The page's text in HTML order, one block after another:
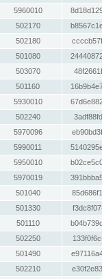
5960010
502170
502180
501080
503070
501160
5930010
502240
5970096
5990011
5950010
5970019
501040
501330
501110
502250
501490
502210